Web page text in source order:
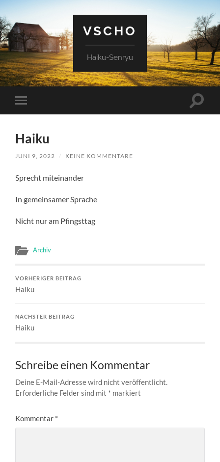
VSCHO
Haiku-Senryu
Mobile-
Menü
Haiku
JUNI 9, 2022 / KEINE KOMMENTARE
Sprecht miteinander
In gemeinsamer Sprache
Nicht nur am Pfingsttag
Archiv
VORHERIGER BEITRAG
Haiku
NÄCHSTER BEITRAG
Haiku
Schreibe einen Kommentar
Deine E-Mail-Adresse wird nicht veröffentlicht.
Erforderliche Felder sind mit * markiert
Kommentar *